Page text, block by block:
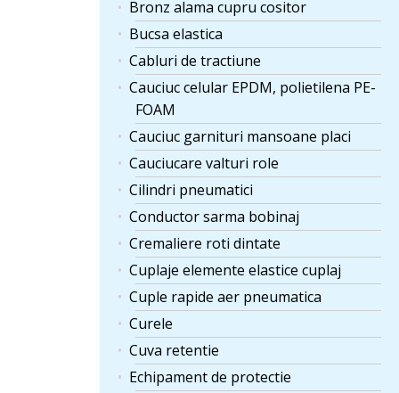
Bronz alama cupru cositor
Bucsa elastica
Cabluri de tractiune
Cauciuc celular EPDM, polietilena PE-
FOAM
Cauciuc garnituri mansoane placi
Cauciucare valturi role
Cilindri pneumatici
Conductor sarma bobinaj
Cremaliere roti dintate
Cuplaje elemente elastice cuplaj
Cuple rapide aer pneumatica
Curele
Cuva retentie
Echipament de protectie